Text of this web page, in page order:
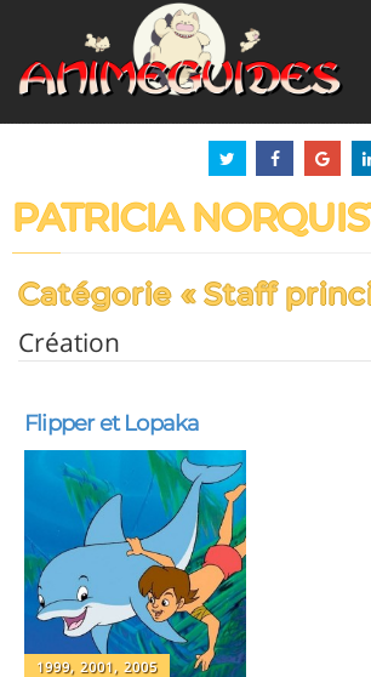
PATRICIA
Catégorie « Staff
Création
Flipper et Lopaka
1999, 2001, 2005
Panneau de gestion des cookies